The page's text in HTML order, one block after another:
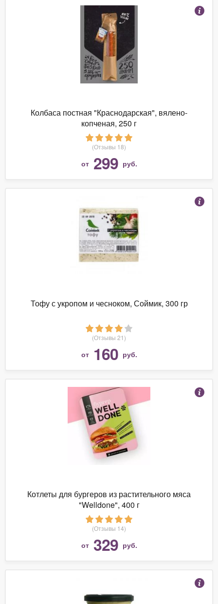
Колбаса постная "Краснодарская", вялено-
копченая, 250 г
(Отзывы 18)
от 299 руб.
Тофу с укропом и чесноком, Соймик, 300 гр
(Отзывы 21)
от 160 руб.
Котлеты для бургеров из растительного мяса
"Welldone", 400 г
(Отзывы 14)
от 329 руб.